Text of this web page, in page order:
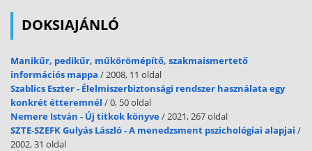
DOKSIAJÁNLÓ
Manikűr, pedikűr, műkörömépítő, szakmaismertető
információs mappa / 2008, 11 oldal
Szablics Eszter - Élelmiszerbiztonsági rendszer használata egy
konkrét étteremnél / 0, 50 oldal
Nemere István - Új titkok könyve/ 2021, 267 oldal
SZTE-SZEFK Gulyás László - A menedzsment pszichológiai alapjai /
2002, 31 oldal